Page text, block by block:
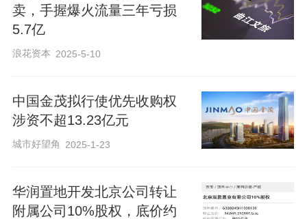
卖，手握爆火流量三年亏损
5.7亿
浪花资本 2025-5-10
中国金茂拟行使优先收购权
涉资不超13.23亿元
城市好望角 2025-1-23
华润置地开发北京公司转让
附属公司10%股权，底价约